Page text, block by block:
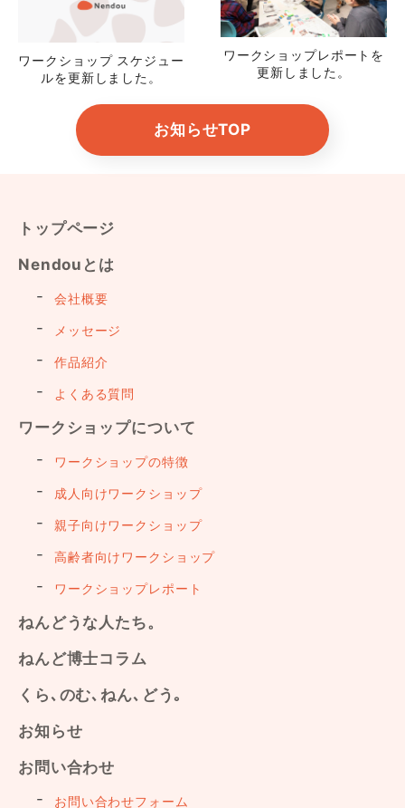
ワークショップ スケジュー
ルを更新しました。
ワークショップレポートを
更新しました。
お知らせTOP
トップページ
Nendouとは
会社概要
メッセージ
作品紹介
よくある質問
ワークショップについて
ワークショップの特徴
成人向けワークショップ
親子向けワークショップ
高齢者向けワークショップ
ワークショップレポート
ねんどうな人たち。
ねんど博士コラム
くら､のむ､ねん､どう｡
お知らせ
お問い合わせ
お問い合わせフォーム